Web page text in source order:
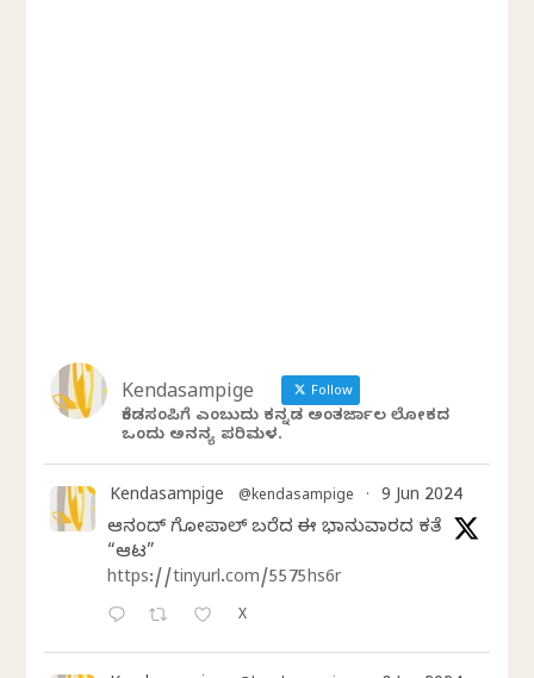
Kendasampige Follow
ಕೆಂಡಸಂಪಿಗೆ ಎಂಬುದು ಕನ್ನಡ ಅಂತರ್ಜಾಲ ಲೋಕದ
ಒಂದು ಅನನ್ಯ ಪರಿಮಳ.
Kendasampige @kendasampige · 9 Jun 2024
ಆನಂದ್‌ ಗೋಪಾಲ್‌ ಬರೆದ ಈ ಭಾನುವಾರದ ಕತೆ
“ಆಟ”
https://tinyurl.com/5575hs6r
X